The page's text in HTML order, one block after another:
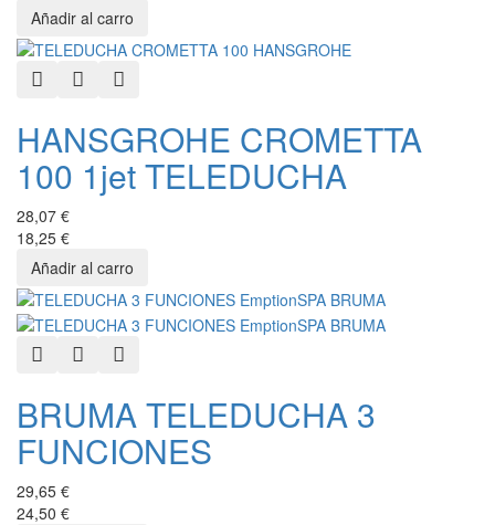
Quick ViewAdd to Wishlist
HANSGROHE CROMETTA
100 1jet TELEDUCHA
28,07 €
18,25 €
Quick ViewAdd to Wishlist
BRUMA TELEDUCHA 3
FUNCIONES
29,65 €
24,50 €